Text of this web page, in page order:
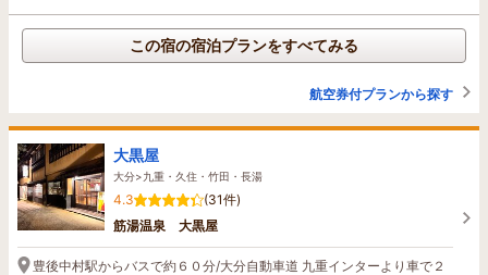
この宿の宿泊プランをすべてみる
航空券付プランから探す
大黒屋
大分>九重・久住・竹田・長湯
4.3
(31件)
筋湯温泉 大黒屋
豊後中村駅からバスで約６０分/大分自動車道 九重インターより車で２